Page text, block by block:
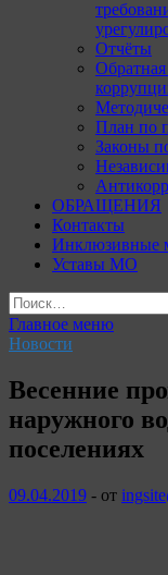
Отчёты
План по
Законы
ОБРАЩЕНИЯ
Контакты
Инклюзивные
Уставы МО
Найти:
Главное меню
Новости
Весенние
наружного
поселениях
09.04.2019 - от